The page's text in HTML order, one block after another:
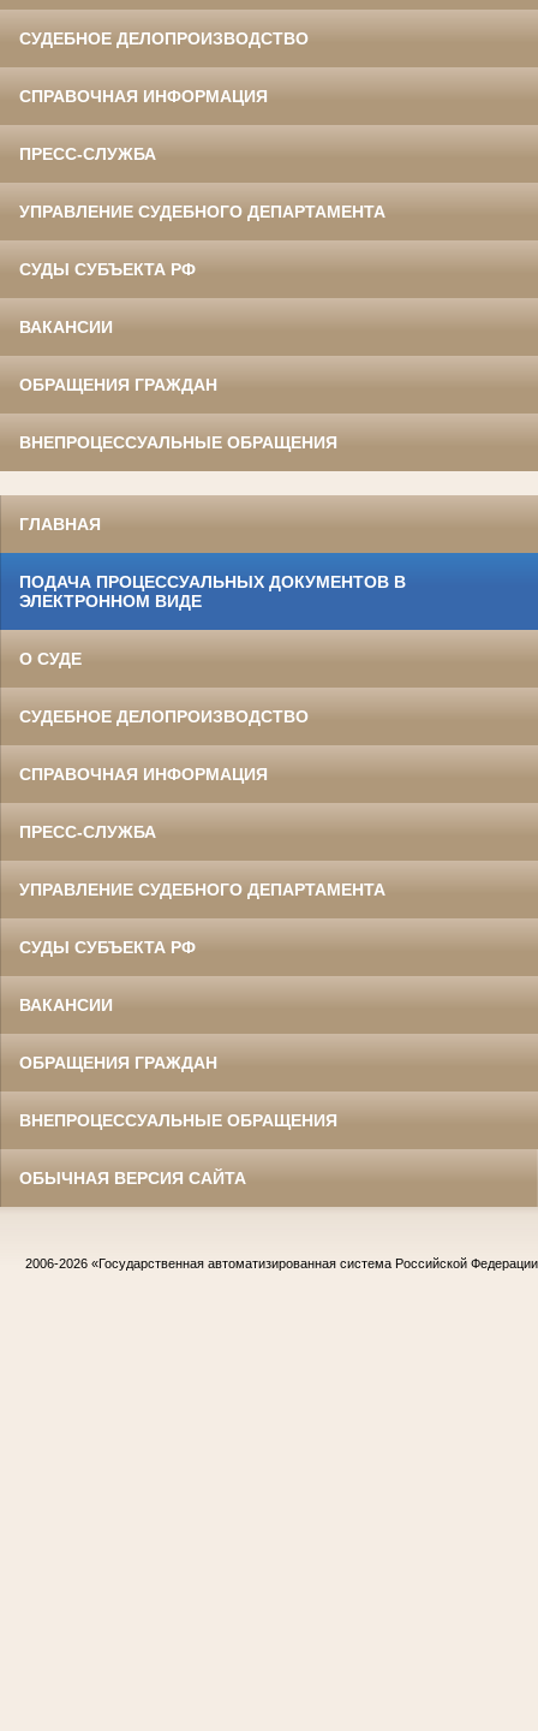
СУДЕБНОЕ ДЕЛОПРОИЗВОДСТВО
СПРАВОЧНАЯ ИНФОРМАЦИЯ
ПРЕСС-СЛУЖБА
УПРАВЛЕНИЕ СУДЕБНОГО ДЕПАРТАМЕНТА
СУДЫ СУБЪЕКТА РФ
ВАКАНСИИ
ОБРАЩЕНИЯ ГРАЖДАН
ВНЕПРОЦЕССУАЛЬНЫЕ ОБРАЩЕНИЯ
ГЛАВНАЯ
ПОДАЧА ПРОЦЕССУАЛЬНЫХ ДОКУМЕНТОВ В
ЭЛЕКТРОННОМ ВИДЕ
О СУДЕ
СУДЕБНОЕ ДЕЛОПРОИЗВОДСТВО
СПРАВОЧНАЯ ИНФОРМАЦИЯ
ПРЕСС-СЛУЖБА
УПРАВЛЕНИЕ СУДЕБНОГО ДЕПАРТАМЕНТА
СУДЫ СУБЪЕКТА РФ
ВАКАНСИИ
ОБРАЩЕНИЯ ГРАЖДАН
ВНЕПРОЦЕССУАЛЬНЫЕ ОБРАЩЕНИЯ
ОБЫЧНАЯ ВЕРСИЯ САЙТА
2006-2026 «Государственная автоматизированная система Российской